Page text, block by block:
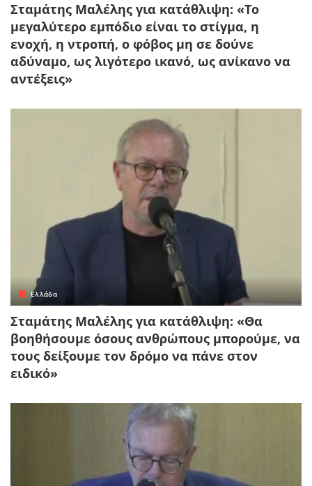
Σταμάτης Μαλέλης για κατάθλιψη: «Το
μεγαλύτερο εμπόδιο είναι το στίγμα, η
ενοχή, η ντροπή, ο φόβος μη σε δούνε
αδύναμο, ως λιγότερο ικανό, ως ανίκανο να
αντέξεις»
Ελλάδα
Σταμάτης Μαλέλης για κατάθλιψη: «Θα
βοηθήσουμε όσους ανθρώπους μπορούμε, να
τους δείξουμε τον δρόμο να πάνε στον
ειδικό»